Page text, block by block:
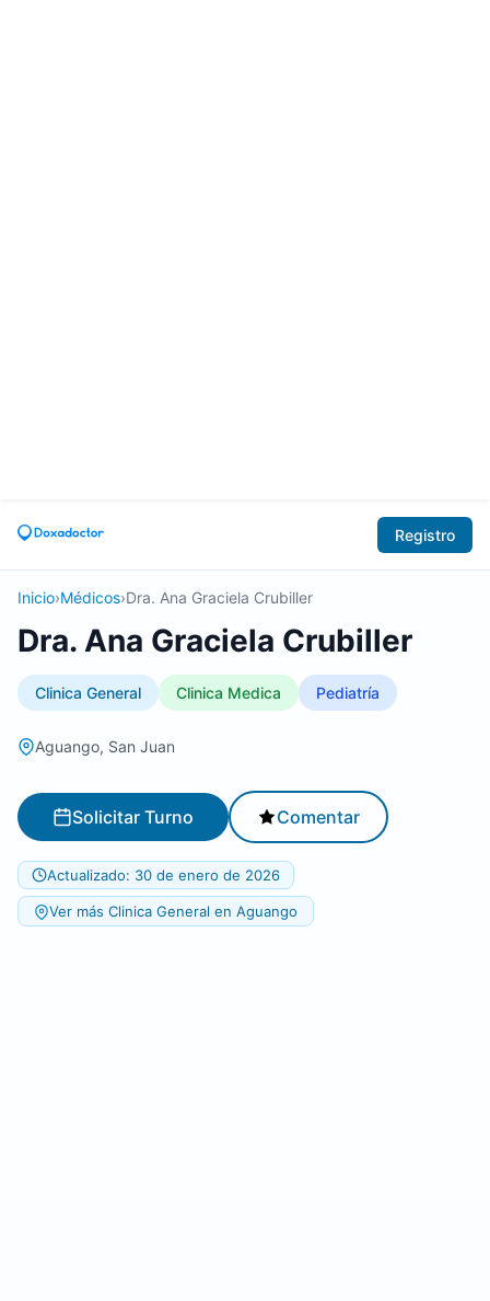
Registro
Inicio›Médicos›Dra. Ana Graciela Crubiller
Dra. Ana Graciela Crubiller
Clinica General Clinica Medica Pediatría
Aguango, San Juan
Solicitar Turno Comentar
Actualizado: 30 de enero de 2026
Ver más Clinica General en Aguango